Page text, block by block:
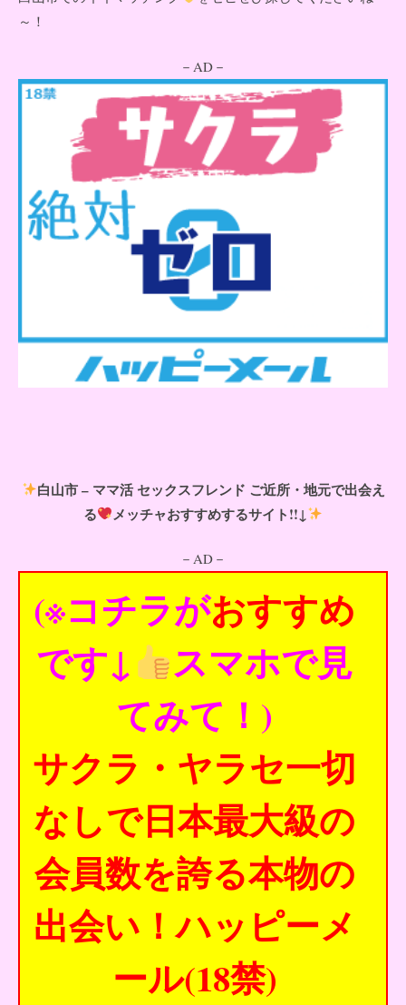
～！
－AD－
白山市 – ママ活 セックスフレンド ご近所・地元で出会え
る
メッチャおすすめするサイト!!↓
－AD－
(※コチラがおすすめ
です↓
スマホで見
てみて！)
サクラ・ヤラセ一切
なしで日本最大級の
会員数を誇る本物の
出会い！ハッピーメ
ール(18禁)